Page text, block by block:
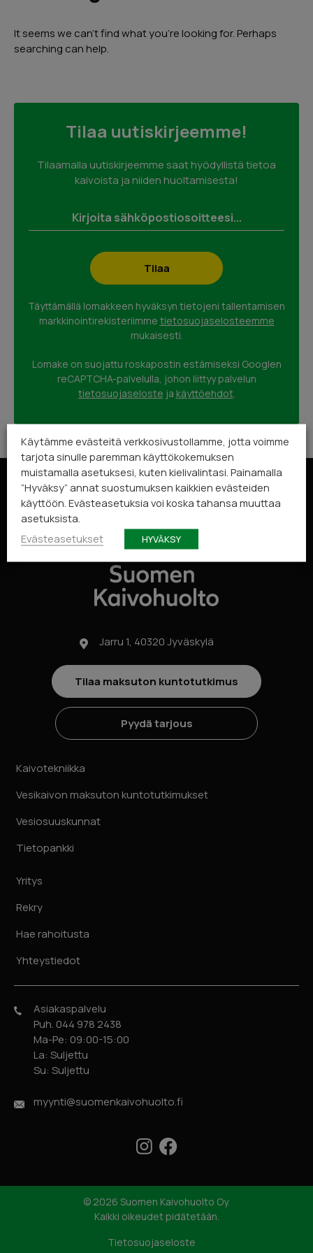
It seems we can’t find what you’re looking for. Perhaps
searching can help.
Tilaa uutiskirjeemme!
Tilaamalla uutiskirjeemme saat hyödyllistä tietoa
kaivoista ja niiden huoltamisesta!
Täyttämällä lomakkeen hyväksyn tietojeni tallentamisen
markkinointirekisteriimme tietosuojaselosteemme
mukaisesti.
Lomake on suojattu roskapostin estämiseksi Googlen
reCAPTCHA-palvelulla, johon liittyy palvelun
tietosuojaseloste ja käyttöehdot.
Jarru 1, 40320 Jyväskylä
Tilaa maksuton kuntotutkimus
Pyydä tarjous
Kaivotekniikka
Vesikaivon maksuton kuntotutkimukset
Vesiosuuskunnat
Tietopankki
Yritys
Rekry
Hae rahoitusta
Yhteystiedot
Asiakaspalvelu
Puh. 044 978 2438
Ma-Pe: 09:00-15:00
La: Suljettu
Su: Suljettu
myynti@suomenkaivohuolto.fi
InstagramFacebook
© 2026 Suomen Kaivohuolto Oy.
Kaikki oikeudet pidätetään.
Tietosuojaseloste
Käytämme evästeitä verkkosivustollamme, jotta voimme
tarjota sinulle paremman käyttökokemuksen
muistamalla asetuksesi, kuten kielivalintasi. Painamalla
“Hyväksy” annat suostumuksen kaikkien evästeiden
käyttöön. Evästeasetuksia voi koska tahansa muuttaa
asetuksista.
Evästeasetukset
HYVÄKSY
Lähetä
Urpo Lindroth
Hieno kokemus. Myyjä kertoi kaiken
tarvittavan. Sai hyvän käsityksen miten
rahoitus hoidetaan ja miten kannattaa
huoltotyö hoidettiin ajallaan ja erittäin
ammattimaisesti.
Google